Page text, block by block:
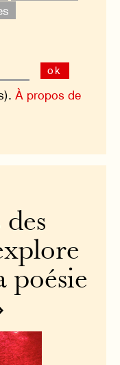
ok
À propos de
poésie